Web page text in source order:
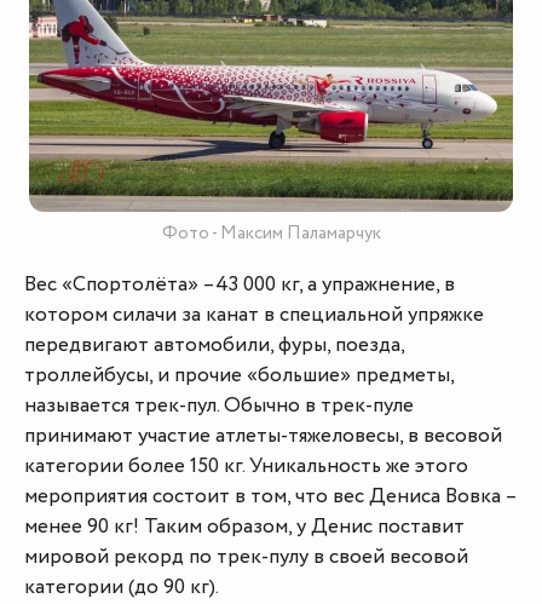
Фото - Максим Паламарчук
Вес «Спортолёта» –43 000 кг, а упражнение, в
котором силачи за канат в специальной упряжке
передвигают автомобили, фуры, поезда,
троллейбусы, и прочие «большие» предметы,
называется трек-пул. Обычно в трек-пуле
принимают участие атлеты-тяжеловесы, в весовой
категории более 150 кг. Уникальность же этого
мероприятия состоит в том, что вес Дениса Вовка –
менее 90 кг! Таким образом, у Денис поставит
мировой рекорд по трек-пулу в своей весовой
категории (до 90 кг).